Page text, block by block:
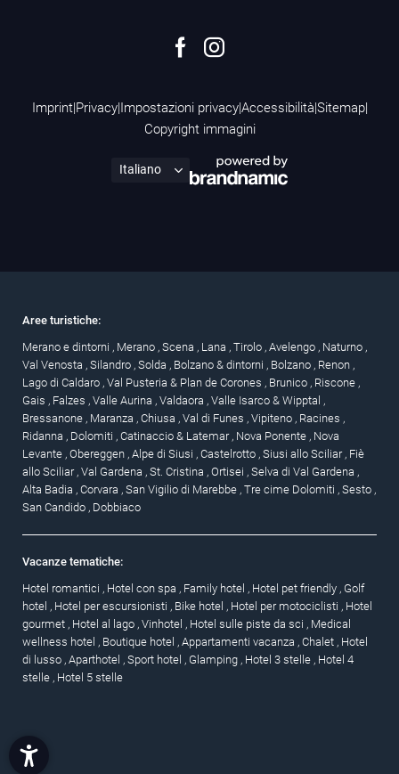
Imprint|Privacy|Impostazioni privacy|Accessibilità|Sitemap|
Copyright immagini
Aree turistiche:
Merano e dintorni , Merano , Scena , Lana , Tirolo , Avelengo , Naturno ,
Val Venosta , Silandro , Solda , Bolzano & dintorni , Bolzano , Renon ,
Lago di Caldaro , Val Pusteria & Plan de Corones , Brunico , Riscone ,
Gais , Falzes , Valle Aurina , Valdaora , Valle Isarco & Wipptal ,
Bressanone , Maranza , Chiusa , Val di Funes , Vipiteno , Racines ,
Ridanna , Dolomiti , Catinaccio & Latemar , Nova Ponente , Nova
Levante , Obereggen , Alpe di Siusi , Castelrotto , Siusi allo Sciliar , Fiè
allo Sciliar , Val Gardena , St. Cristina , Ortisei , Selva di Val Gardena ,
Alta Badia , Corvara , San Vigilio di Marebbe , Tre cime Dolomiti , Sesto ,
San Candido , Dobbiaco
Vacanze tematiche:
Hotel romantici , Hotel con spa , Family hotel , Hotel pet friendly , Golf
hotel , Hotel per escursionisti , Bike hotel , Hotel per motociclisti , Hotel
gourmet , Hotel al lago , Vinhotel , Hotel sulle piste da sci , Medical
wellness hotel , Boutique hotel , Appartamenti vacanza , Chalet , Hotel
di lusso , Aparthotel , Sport hotel , Glamping , Hotel 3 stelle , Hotel 4
stelle , Hotel 5 stelle